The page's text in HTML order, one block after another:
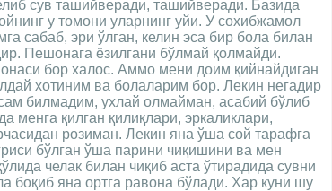
сув ташийверади, ташийверади. Базида
у томони уларнинг уйи. У сохибжамол
сабаб, эри ўлган, келин эса бир бола билан
Пешонага ёзилгани бўлмай қолмайди.
бор халос. Аммо мени доим қийнайдиган
хотиним ва болаларим бор. Лекин негадир
билмадим, ухлай олмайман, асабий бўлиб
менга қилган қилиқлари, эркаликлари,
розиман. Лекин яна ўша сой тарафга
бўлган ўша парини чиқишини ва мен
челак билан чиқиб аста ўтирадида сувни
боқиб яна ортга равона бўлади. Хар куни шу